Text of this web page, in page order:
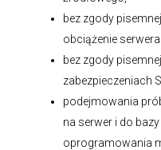
bez zgody
obciążenie serwera
bez zgody
zabezpieczeniach
podejmowania
na serwer i do
oprogramowania